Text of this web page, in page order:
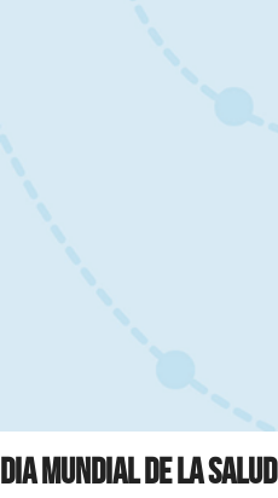
Dia Mundial de la Salud